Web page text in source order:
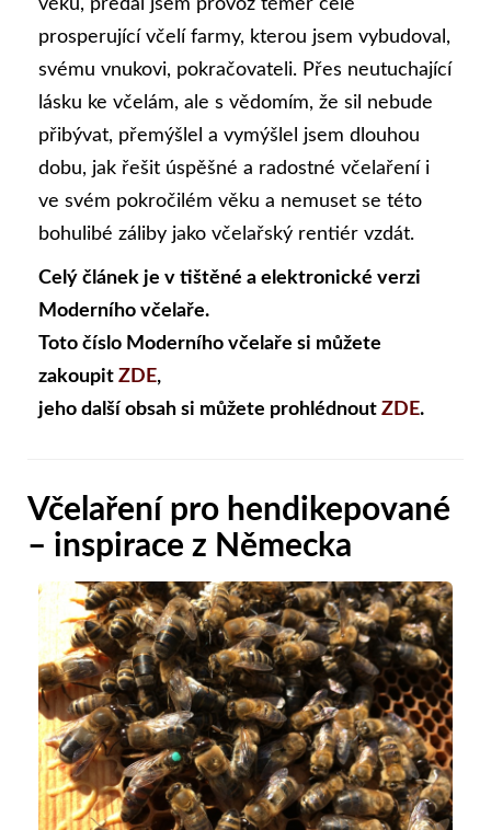
věku, předal jsem provoz téměř celé
prosperující včelí farmy, kterou jsem vybudoval,
svému vnukovi, pokračovateli. Přes neutuchající
lásku ke včelám, ale s vědomím, že sil nebude
přibývat, přemýšlel a vymýšlel jsem dlouhou
dobu, jak řešit úspěšné a radostné včelaření i
ve svém pokročilém věku a nemuset se této
bohulibé záliby jako včelařský rentiér vzdát.
Celý článek je v tištěné a elektronické verzi
Moderního včelaře.
Toto číslo Moderního včelaře si můžete
zakoupit ZDE,
jeho další obsah si můžete prohlédnout ZDE.
Včelaření pro hendikepované
– inspirace z Německa